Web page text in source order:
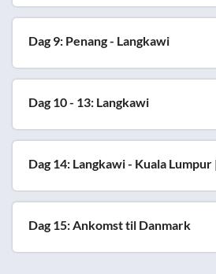
Dag 9: Penang - Langkawi
Dag 10 - 13: Langkawi
Dag 14: Langkawi - Kuala
Dag 15: Ankomst til Danmark